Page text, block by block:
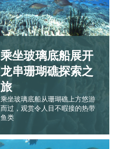
乘坐玻璃底船展开
龙串珊瑚礁探索之
旅
乘坐玻璃底船从珊瑚礁上方悠游
而过，观赏令人目不暇接的热带
鱼类